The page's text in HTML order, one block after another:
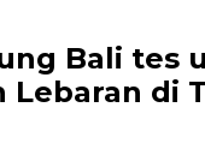
Bali tes
Lebaran di